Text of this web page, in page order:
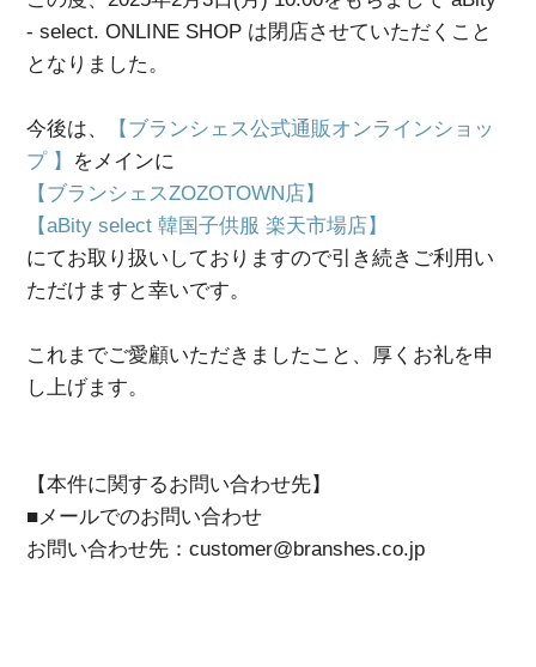
- select. ONLINE SHOP は閉店させていただくこと
となりました。
今後は、
【ブランシェス公式通販オンラインショッ
プ 】 をメインに
【ブランシェスZOZOTOWN店】
【aBity select 韓国子供服 楽天市場店】
にてお取り扱いしておりますので引き続きご利用い
ただけますと幸いです。
これまでご愛顧いただきましたこと、厚くお礼を申
し上げます。
【本件に関するお問い合わせ先】
■メールでのお問い合わせ
お問い合わせ先：customer@branshes.co.jp